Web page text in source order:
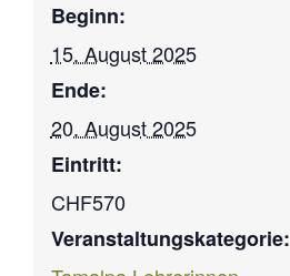
Beginn:
15. August 2025
Ende:
20. August 2025
Eintritt:
CHF570
Veranstaltungskategorie: